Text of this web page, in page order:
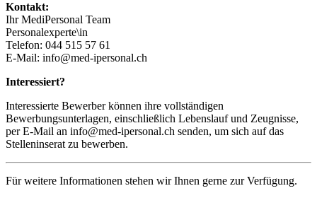
Kontakt:
Ihr MediPersonal Team
Personalexperte\in
Telefon: 044 515 57 61
E-Mail: info@med-ipersonal.ch
Interessiert?
Interessierte Bewerber können ihre vollständigen
Bewerbungsunterlagen, einschließlich Lebenslauf und Zeugnisse,
per E-Mail an info@med-ipersonal.ch senden, um sich auf das
Stelleninserat zu bewerben.
Für weitere Informationen stehen wir Ihnen gerne zur Verfügung.